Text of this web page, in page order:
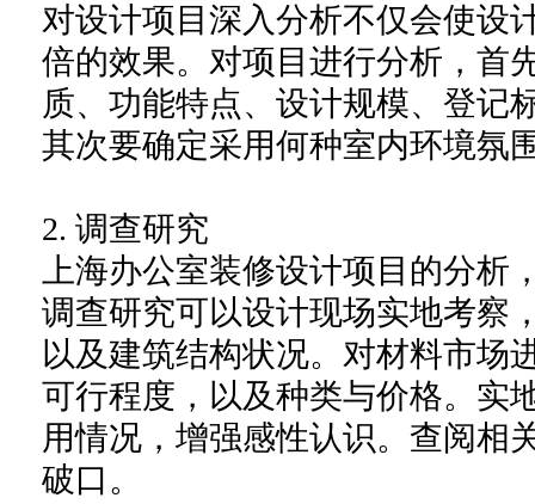
对设计项目深入分析不仅会使设
倍的效果。对项目进行分析，首
质、功能特点、设计规模、登记
其次要确定采用何种室内环境氛
2. 调查研究
上海办公室装修设计项目的分
调查研究可以设计现场实地考察
以及建筑结构状况。对材料市场
可行程度，以及种类与价格。实
用情况，增强感性认识。查阅相
破口。